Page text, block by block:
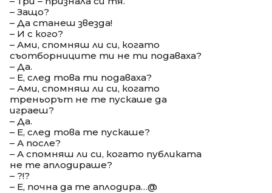
– Защо?
– Да станеш звезда!
– И с кого?
– Ами, спомняш ли си, когато
съотборниците ти не ти подаваха?
– Да.
– Е, след това ти подаваха?
– Ами, спомняш ли си, когато
треньорът не те пускаше да
играеш?
– Да.
– Е, след това те пускаше?
– А после?
– А спомняш ли си, когато публиката
не те аплодираше?
– ?!?
– Е, почна да те аплодира…@